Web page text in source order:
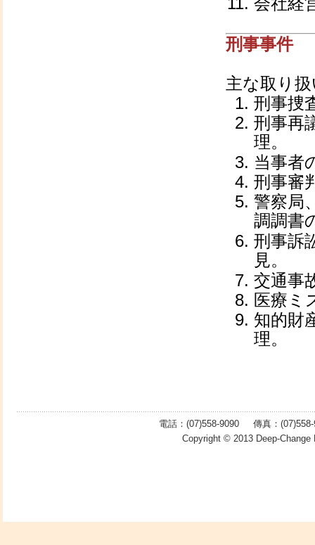
刑事事件
主な取り
刑事捜
刑事再
理。
当事者
刑事審
警察局
調調書
刑事訴
見。
交通事
医療ミ
知的財
理。
電話：(07)558-9090 傳真：
Copyright © 2013 Deep-Change